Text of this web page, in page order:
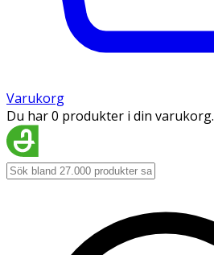
Varukorg
Du har 0 produkter i din varukorg.